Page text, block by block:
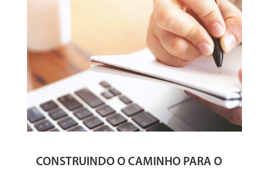
CONSTRUINDO O CAMINHO PARA O